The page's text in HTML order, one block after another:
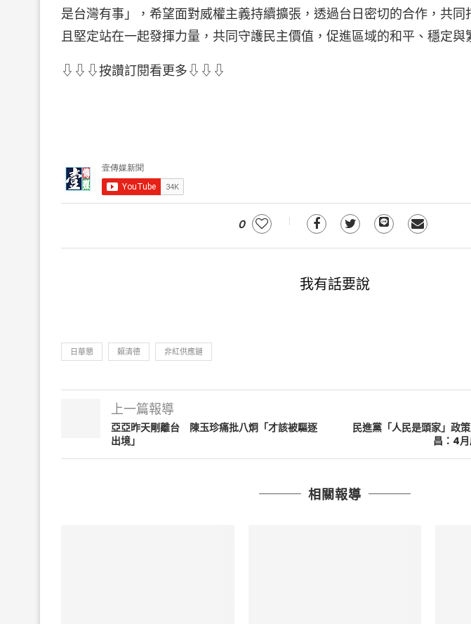
是台灣有事」，希望面對威權主義持續擴張，透過台日密切的合作，共
且堅定站在一起發揮力量，共同守護民主價值，促進區域的和平、穩定與
⇩⇩⇩按讚訂閱看更多⇩⇩⇩
0
我有話要說
日華懇 賴清德 非紅供應鏈
上一篇報導
亞亞昨天剛離台 陳玉珍痛批八炯「才該被驅逐
出境」
民進黨「人民是頭家」政
昌：4
相關報導